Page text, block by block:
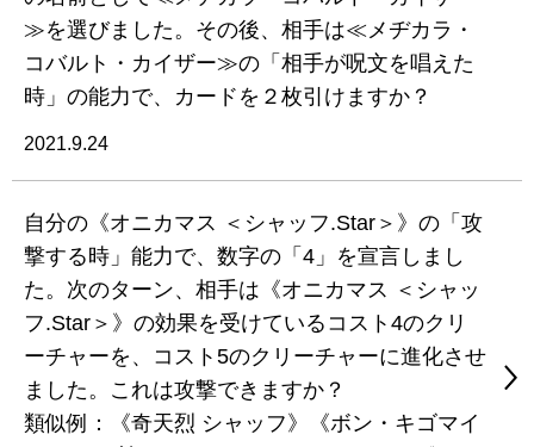
≫を選びました。その後、相手は≪メヂカラ・
コバルト・カイザー≫の「相手が呪文を唱えた
時」の能力で、カードを２枚引けますか？
2021.9.24
自分の《オニカマス ＜シャッフ.Star＞》の「攻
撃する時」能力で、数字の「4」を宣言しまし
た。次のターン、相手は《オニカマス ＜シャッ
フ.Star＞》の効果を受けているコスト4のクリ
ーチャーを、コスト5のクリーチャーに進化させ
ました。これは攻撃できますか？
類似例：《奇天烈 シャッフ》《ボン・キゴマイ